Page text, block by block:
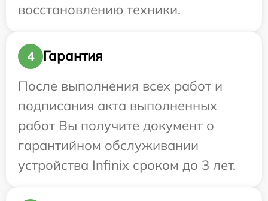
восстановлению техники.
4
Гарантия
После выполнения всех работ и
подписания акта выполненных
работ Вы получите документ о
гарантийном обслуживании
устройства Infinix сроком до 3 лет.